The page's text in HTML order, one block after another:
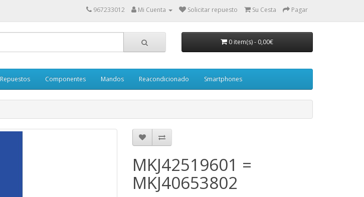
967233012 Mi Cuenta Solicitar repuesto Su Cesta Pagar
0 item(s)- 0,00€
Repuestos Componentes Mandos Reacondicionado Smartphones
MKJ42519601 =
MKJ40653802